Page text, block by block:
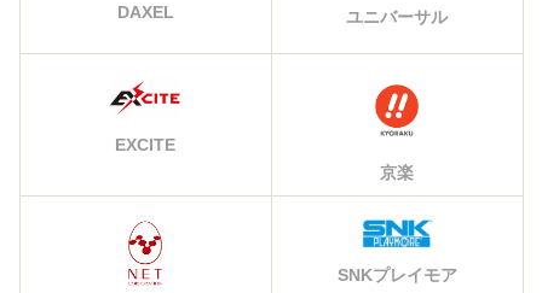
DAXEL ユニバーサル
EXCITE
京楽
SNKプレイモア